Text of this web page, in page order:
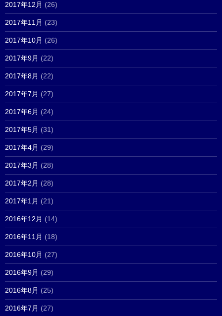
2017年12月 (26)
2017年11月 (23)
2017年10月 (26)
2017年9月 (22)
2017年8月 (22)
2017年7月 (27)
2017年6月 (24)
2017年5月 (31)
2017年4月 (29)
2017年3月 (28)
2017年2月 (28)
2017年1月 (21)
2016年12月 (14)
2016年11月 (18)
2016年10月 (27)
2016年9月 (29)
2016年8月 (25)
2016年7月 (27)